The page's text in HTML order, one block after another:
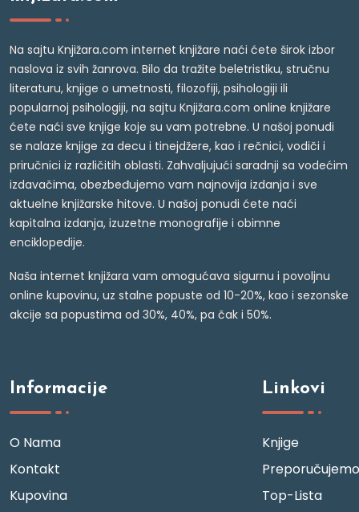
Na sajtu Knjižara.com internet knjižare naći ćete širok izbor
naslova iz svih žanrova. Bilo da tražite beletristiku, stručnu
literaturu, knjige o umetnosti, filozofiji, psihologiji ili
popularnoj psihologiji, na sajtu Knjižara.com online knjižare
ćete naći sve knjige koje su vam potrebne. U našoj ponudi
se nalaze knjige za decu i tinejdžere, kao i rečnici, vodiči i
priručnici iz različitih oblasti. Zahvaljujući saradnji sa vodećim
izdavačima, obezbeđujemo vam najnovija izdanja i sve
aktuelne knjižarske hitove. U našoj ponudi ćete naći
kapitalna izdanja, izuzetne monografije i obimne
enciklopedije.
Naša internet knjižara vam omogućava sigurnu i povoljnu
online kupovinu, uz stalne popuste od 10-20%, kao i sezonske
akcije sa popustima od 30%, 40%, pa čak i 50%.
Informacije
O Nama
Kontakt
Kupovina
Linkovi
Knjige
Preporučujemo
Top-Lista